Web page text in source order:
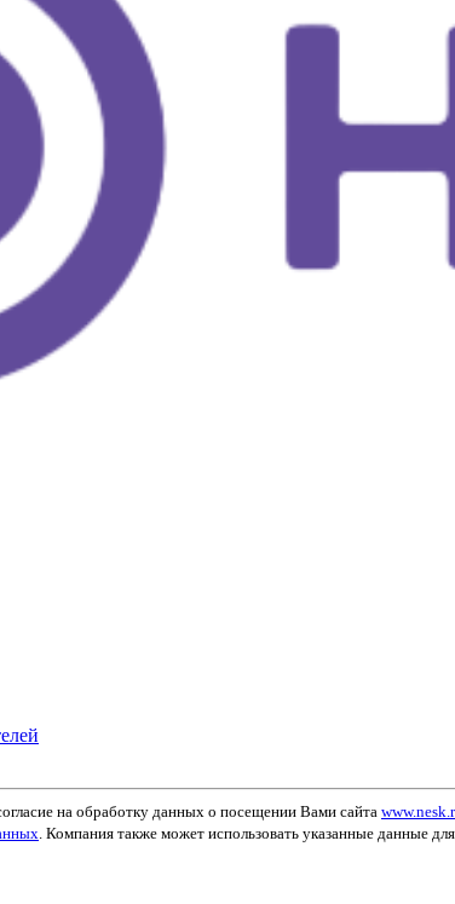
на обработку данных о посещении Вами сайта
. Компания также может использовать указанные данные